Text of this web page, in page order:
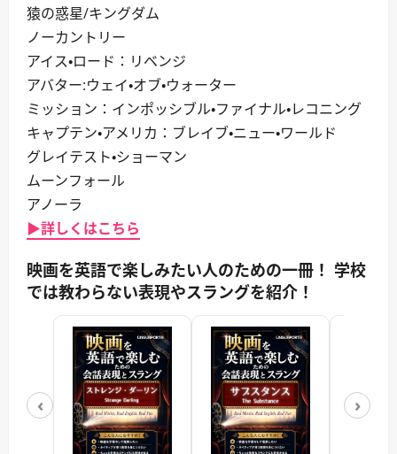
猿の惑星/キングダム
ノーカントリー
アイス・ロード：リベンジ
アバター:ウェイ・オブ・ウォーター
ミッション：インポッシブル・ファイナル・レコニング
キャプテン・アメリカ：ブレイブ・ニュー・ワールド
グレイテスト・ショーマン
ムーンフォール
アノーラ
▶詳しくはこちら
映画を英語で楽しみたい人のための一冊！ 学校
では教わらない表現やスラングを紹介！
‹ ›